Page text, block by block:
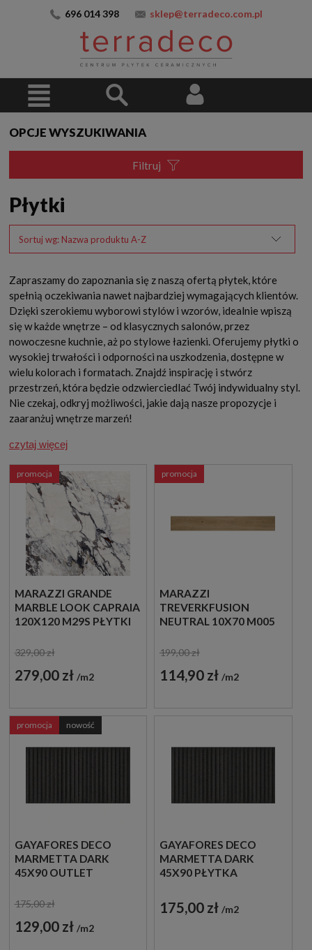
696 014 398 sklep@terradeco.com.pl
OPCJE WYSZUKIWANIA
Filtruj
Płytki
Sortuj wg: Nazwa produktu A-Z
Zapraszamy do zapoznania się z naszą ofertą płytek, które
spełnią oczekiwania nawet najbardziej wymagających klientów.
Dzięki szerokiemu wyborowi stylów i wzorów, idealnie wpiszą
się w każde wnętrze – od klasycznych salonów, przez
nowoczesne kuchnie, aż po stylowe łazienki. Oferujemy płytki o
wysokiej trwałości i odporności na uszkodzenia, dostępne w
wielu kolorach i formatach. Znajdź inspirację i stwórz
przestrzeń, która będzie odzwierciedlać Twój indywidualny styl.
Nie czekaj, odkryj możliwości, jakie dają nasze propozycje i
zaaranżuj wnętrze marzeń!
czytaj więcej
MARAZZI GRANDE
MARBLE LOOK CAPRAIA
120X120 M29S PŁYTKI
GRESOWE
329,00 zł
279,00 zł m2
promocja
MARAZZI
TREVERKFUSION
NEUTRAL 10X70 M005
DREWNOPODOBNE
199,00 zł
114,90 zł m2
promocja
GAYAFORES DECO
MARMETTA DARK
45X90 OUTLET
175,00 zł
129,00 zł m2
promocja nowość
GAYAFORES DECO
MARMETTA DARK
45X90 PŁYTKA
175,00 zł m2